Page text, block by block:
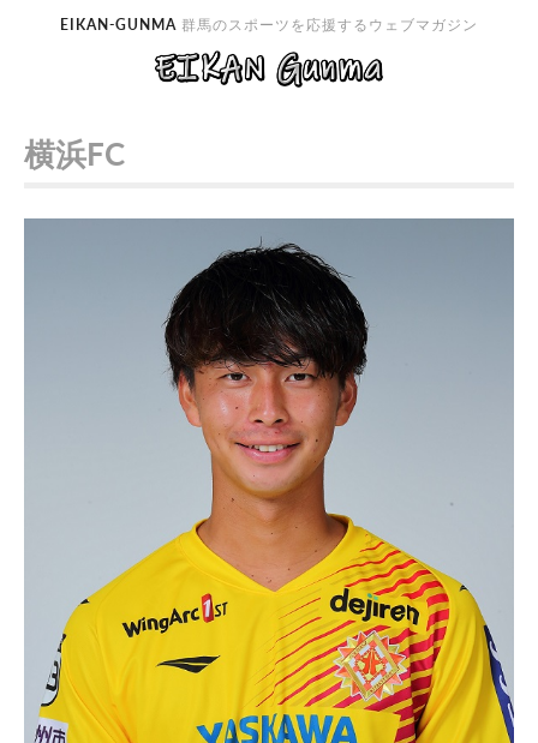
EIKAN-GUNMA 群馬のスポーツを応援するウェブマガジン
横浜FC